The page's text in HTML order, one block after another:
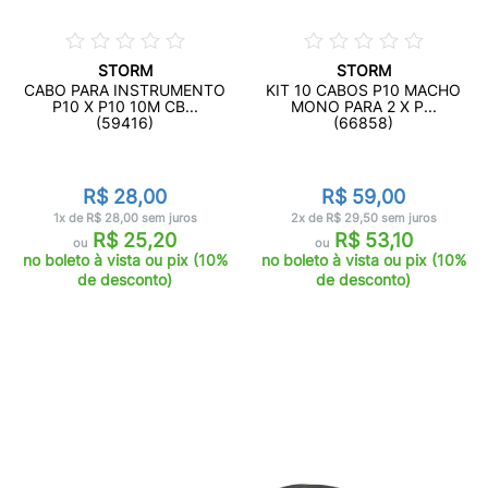
STORM
CABO PARA INSTRUMENTO
P10 X P10 10M CB...
(59416)
R$ 28,00
1x de R$ 28,00 sem juros
ou R$ 25,20
no boleto à vista ou pix (10%
de desconto)
STORM
KIT 10 CABOS P10 MACHO
MONO PARA 2 X P...
(66858)
R$ 59,00
2x de R$ 29,50 sem juros
ouR$ 53,10
no boleto à vista ou pix (10%
de desconto)